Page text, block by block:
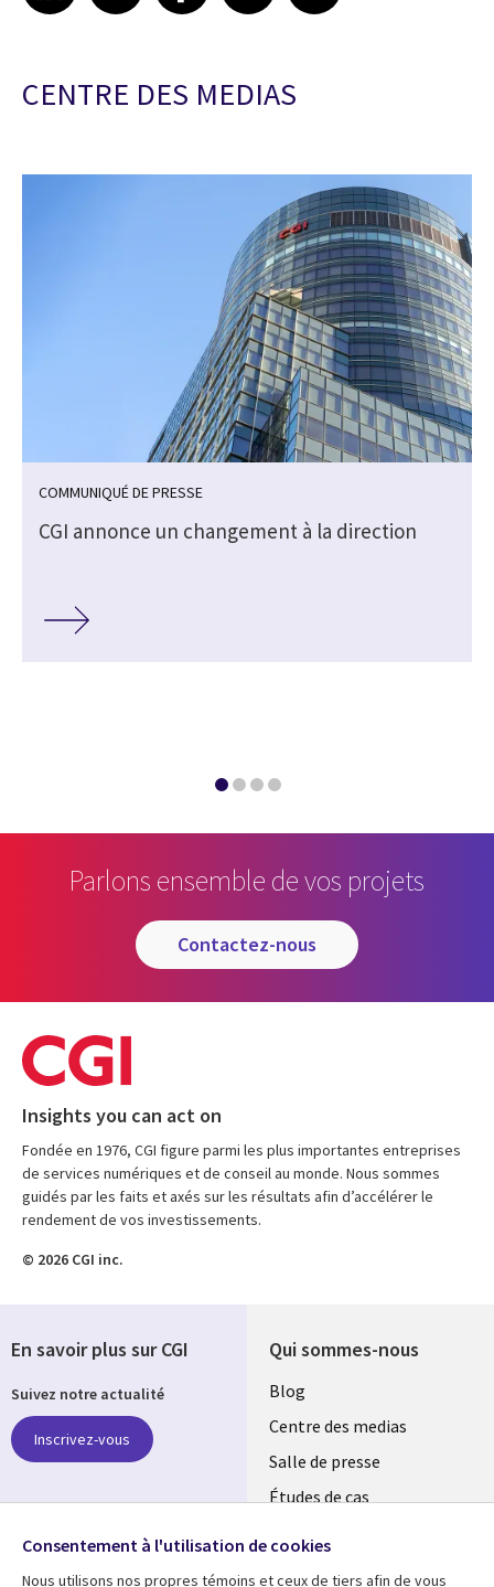
CENTRE DES MEDIAS
COMMUNIQUÉ DE PRESSE
CGI annonce un changement à la direction
Parlons ensemble de vos projets
contactez-nous
Insights you can act on
Fondée en 1976, CGI figure parmi les plus importantes entreprises
de services numériques et de conseil au monde. Nous sommes
guidés par les faits et axés sur les résultats afin d’accélérer le
rendement de vos investissements.
© 2026 CGI inc.
Qui sommes-nous
Useful
links
MAROC
Blog
Centre des medias
Salle de presse
Études de cas
En savoir plus sur CGI
Suivez notre actualité
Inscrivez-vous
réseaux
Consentement à l'utilisation de cookies
Nous utilisons nos propres témoins et ceux de tiers afin de vous